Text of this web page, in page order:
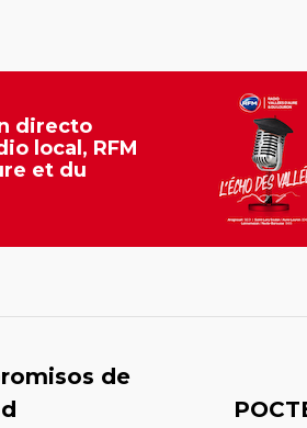
directo
local, RFM
et du
de